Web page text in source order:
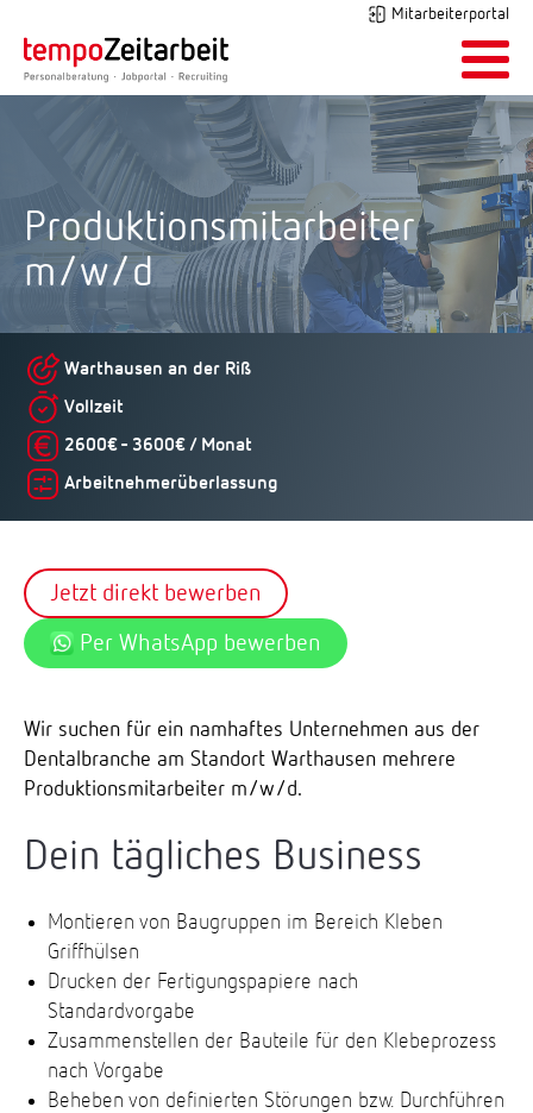
Mitarbeiterportal
Produktionsmitarbeiter
m/w/d
Warthausen an der Riß
Vollzeit
2600€ - 3600€ / Monat
Arbeitnehmerüberlassung
Jetzt direkt bewerben
Per WhatsApp bewerben
Wir suchen für ein namhaftes Unternehmen aus der
Dentalbranche am Standort Warthausen mehrere
Produktionsmitarbeiter m/w/d.
Dein tägliches Business
Montieren von Baugruppen im Bereich Kleben
Griffhülsen
Drucken der Fertigungspapiere nach
Standardvorgabe
Zusammenstellen der Bauteile für den Klebeprozess
nach Vorgabe
Beheben von definierten Störungen bzw. Durchführen